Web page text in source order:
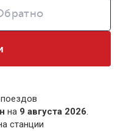
на 9 августа 2026.
станции